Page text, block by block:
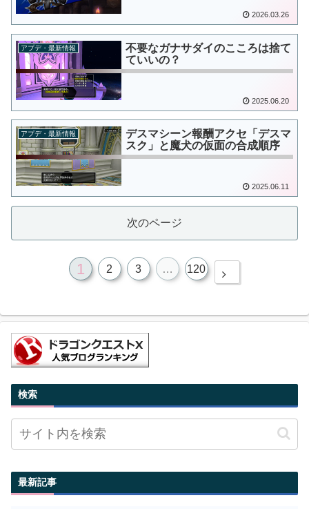
2026.03.26
アプデ・最新情報
不要なガナサダイのこころは捨て
ていいの？
2025.06.20
アプデ・最新情報
デスマシーン報酬アクセ「デスマ
スク」と魔犬の仮面の合成順序
2025.06.11
次のページ
1 2 3 … 120
検索
最新記事